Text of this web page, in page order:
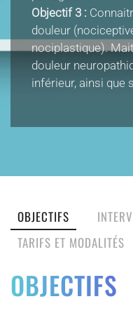
Objectif 3 :
douleur
nociplastique).
douleur
inférieur, ainsi que
OBJECTIFS
TARIFS ET MODALITÉS
OBJECTIFS